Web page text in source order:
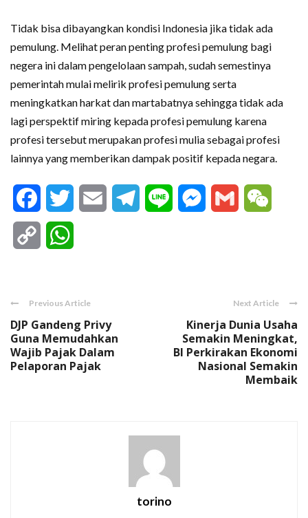
Tidak bisa dibayangkan kondisi Indonesia jika tidak ada
pemulung. Melihat peran penting profesi pemulung bagi
negera ini dalam pengelolaan sampah, sudah semestinya
pemerintah mulai melirik profesi pemulung serta
meningkatkan harkat dan martabatnya sehingga tidak ada
lagi perspektif miring kepada profesi pemulung karena
profesi tersebut merupakan profesi mulia sebagai profesi
lainnya yang memberikan dampak positif kepada negara.
FacebookTwitter Email Telegram
Line Messenger
Gmail
Copy
Previous Article
DJP Gandeng Privy
Guna Memudahkan
Wajib Pajak Dalam
Pelaporan Pajak
Next Article
Kinerja Dunia Usaha
Semakin Meningkat,
BI Perkirakan Ekonomi
Nasional Semakin
Membaik
torino